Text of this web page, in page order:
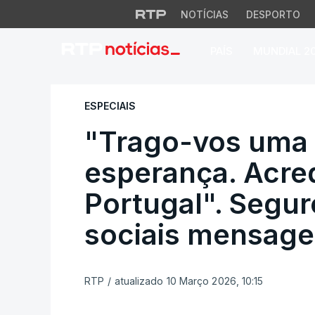
NOTÍCIAS DESPORTO
"Trago-vos uma
ESPECIAIS
"Trago-vos uma
esperança.
Portugal".
sociais
RTP / atualizado 10 Março 2026, 10:15